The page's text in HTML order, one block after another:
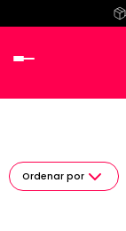
Ordenar por